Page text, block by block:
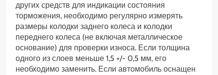
других средств для индикации состояния
торможения, необходимо регулярно измерять
размеры колодки заднего колеса и колодки
переднего колеса (не включая металлическое
основание) для проверки износа. Если толщина
одного из слоев меньше 1,5 +/- 0,5 мм, его
необходимо заменить. Если автомобиль оснащен